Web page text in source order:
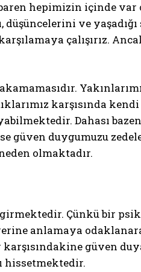
hepimizin içinde
ve
çalışırız.
karşısında
Dahası
duygumuzu
olmaktadır.
Çünkü bir
anlamaya
güven
hissetmektedir.